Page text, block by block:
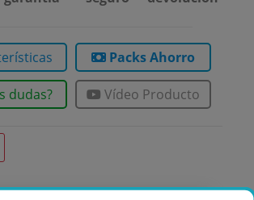
Packs Ahorro
dudas? Vídeo Producto